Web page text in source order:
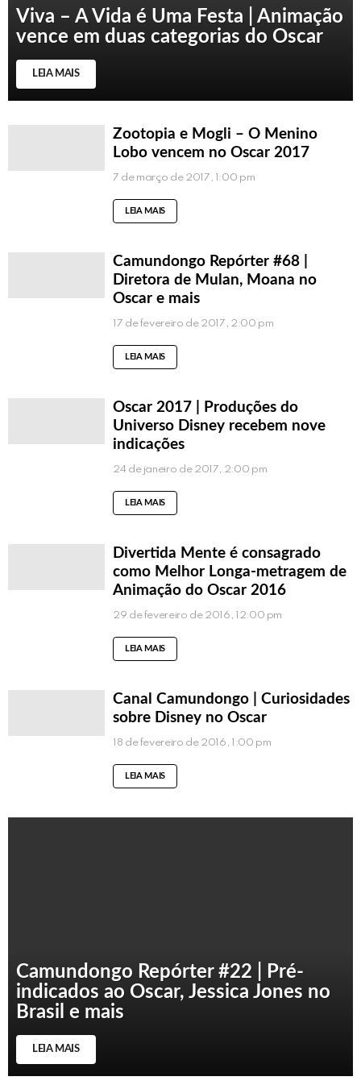
Viva – A Vida é Uma Festa | Animação
vence em duas categorias do Oscar
LEIA MAIS
Zootopia e Mogli – O Menino
Lobo vencem no Oscar 2017
7 de março de 2017, 1:00 pm
LEIA MAIS
Camundongo Repórter #68 |
Diretora de Mulan, Moana no
Oscar e mais
17 de fevereiro de 2017, 2:00 pm
LEIA MAIS
Oscar 2017 | Produções do
Universo Disney recebem nove
indicações
24 de janeiro de 2017, 2:00 pm
LEIA MAIS
Divertida Mente é consagrado
como Melhor Longa-metragem de
Animação do Oscar 2016
29 de fevereiro de 2016, 12:00 pm
LEIA MAIS
Canal Camundongo | Curiosidades
sobre Disney no Oscar
18 de fevereiro de 2016, 1:00 pm
LEIA MAIS
Camundongo Repórter #22 | Pré-
indicados ao Oscar, Jessica Jones no
Brasil e mais
LEIA MAIS